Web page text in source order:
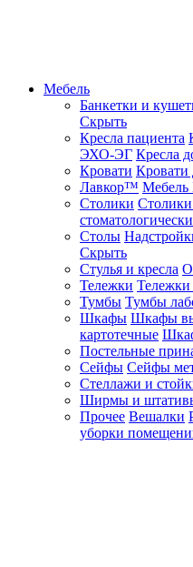
Мебель
Банкетки и
Скрыть
Кресла пациента
ЭХО-ЭГ Кресла
Кровати Кровати
Лавкор™ Мебель
Столики
Столы
Скрыть
Стулья и кресла
Тележки Тележки
Тумбы Тумбы
Шкафы Шкафы
картотечные
Постельные
Сейфы Сейфы
Стеллажи и
Ширмы и
Прочее Вешалки
уборки